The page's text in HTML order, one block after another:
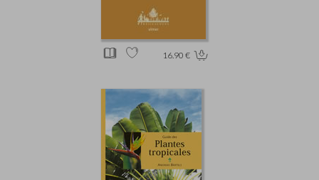
16.90 €